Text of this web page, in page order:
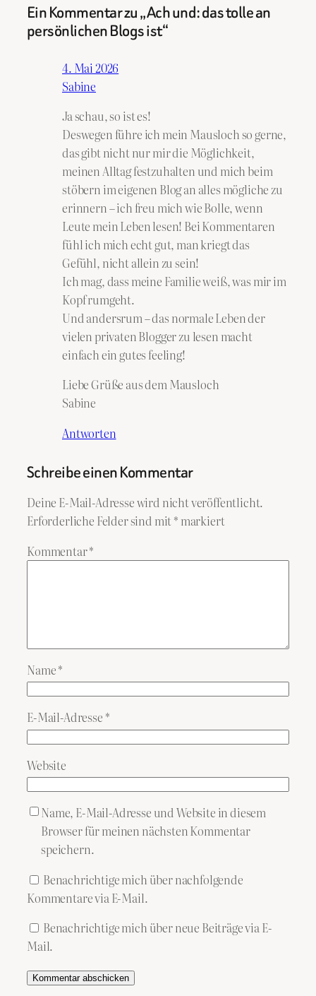
Ein Kommentar zu „Ach und: das tolle an
persönlichen Blogs ist“
4. Mai 2026
Sabine
Ja schau, so ist es!
Deswegen führe ich mein Mausloch so gerne,
das gibt nicht nur mir die Möglichkeit,
meinen Alltag festzuhalten und mich beim
stöbern im eigenen Blog an alles mögliche zu
erinnern – ich freu mich wie Bolle, wenn
Leute mein Leben lesen! Bei Kommentaren
fühl ich mich echt gut, man kriegt das
Gefühl, nicht allein zu sein!
Ich mag, dass meine Familie weiß, was mir im
Kopf rumgeht.
Und andersrum – das normale Leben der
vielen privaten Blogger zu lesen macht
einfach ein gutes feeling!
Liebe Grüße aus dem Mausloch
Sabine
Antworten
Schreibe einen Kommentar
Deine E-Mail-Adresse wird nicht veröffentlicht.
Erforderliche Felder sind mit* markiert
Kommentar*
Name*
E-Mail-Adresse *
Website
Name, E-Mail-Adresse und Website in diesem
Browser für meinen nächsten Kommentar
speichern.
Benachrichtige mich über nachfolgende
Kommentare via E-Mail.
Benachrichtige mich über neue Beiträge via E-
Mail.